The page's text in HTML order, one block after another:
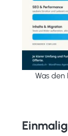
Was den